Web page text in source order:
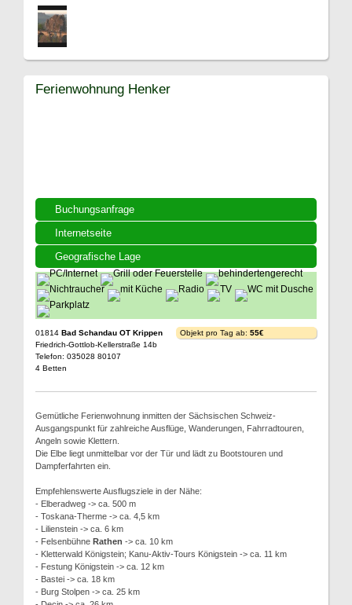
Buchungsanfrage
Internetseite
Geografische Lage
Ferienwohnung Henker
01814 Bad Schandau OT Krippen
Friedrich-Gottlob-Kellerstraße 14b
Telefon: 035028 80107
4 Betten
Objekt pro Tag ab: 55€
Gemütliche Ferienwohnung inmitten der Sächsischen Schweiz-
Ausgangspunkt für zahlreiche Ausflüge, Wanderungen, Fahrradtouren,
Angeln sowie Klettern.
Die Elbe liegt unmittelbar vor der Tür und lädt zu Bootstouren und
Dampferfahrten ein.
Empfehlenswerte Ausflugsziele in der Nähe:
- Elberadweg -> ca. 500 m
- Toskana-Therme -> ca. 4,5 km
- Lilienstein -> ca. 6 km
- Felsenbühne Rathen -> ca. 10 km
- Kletterwald Königstein; Kanu-Aktiv-Tours Königstein -> ca. 11 km
- Festung Königstein -> ca. 12 km
- Bastei -> ca. 18 km
- Burg Stolpen -> ca. 25 km